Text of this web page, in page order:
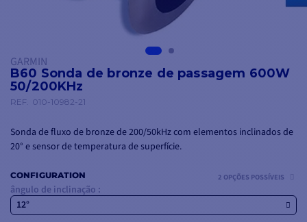
GARMIN
B60 Sonda de bronze de passagem 600W
50/200KHz
REF. 010-10982-21
Sonda de fluxo de bronze de 200/50kHz com elementos inclinados de
20° e sensor de temperatura de superfície.
CONFIGURATION
ângulo de inclinação :
12°
2 OPÇÕES POSSÍVEIS